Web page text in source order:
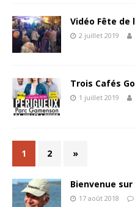
Vidéo Fête de
2 juillet 2019
Trois Cafés
1 juillet 2019
1 2 »
Bienvenue
17 août 2018